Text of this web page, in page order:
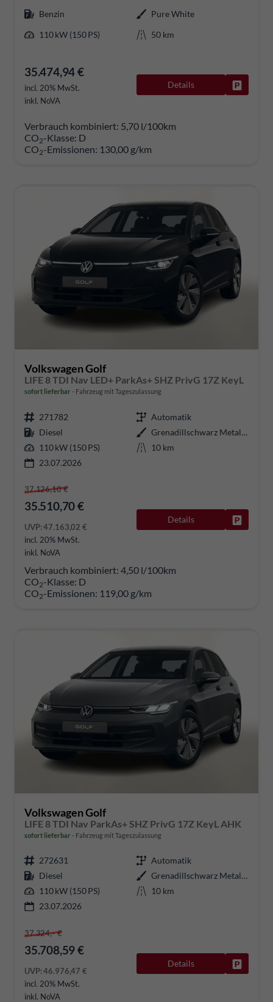
Benzin
Pure White
110 kW (150 PS)
50 km
35.474,94 €
incl. 20% MwSt.
inkl. NoVA
Details
Verbrauch kombiniert: 5,70 l/100km
CO2-Klasse: D
CO2-Emissionen: 130,00 g/km
Volkswagen Golf
LIFE 8 TDI Nav LED+ ParkAs+ SHZ PrivG 17Z KeyL
sofort lieferbar Fahrzeug mit Tageszulassung
271782
Automatik
Diesel
Grenadillschwarz Metallic
110 kW (150 PS)
10 km
23.07.2026
37.126,10 €
35.510,70 €
UVP:47.163,02 €
incl. 20% MwSt.
inkl. NoVA
Details
Verbrauch kombiniert: 4,50 l/100km
CO2-Klasse: D
CO2-Emissionen: 119,00 g/km
Volkswagen Golf
LIFE 8 TDI Nav ParkAs+ SHZ PrivG 17Z KeyL AHK
sofort lieferbar Fahrzeug mit Tageszulassung
272631
Automatik
Diesel
Grenadillschwarz Metallic
110 kW (150 PS)
10 km
23.07.2026
37.324,– €
35.708,59 €
UVP:46.976,47 €
incl. 20% MwSt.
inkl. NoVA
Details